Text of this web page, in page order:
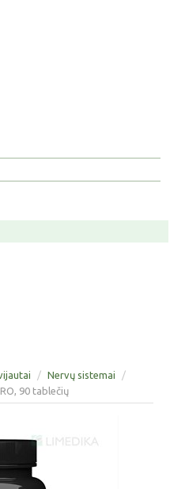
/ Nervų sistemai
/
90 tablečių